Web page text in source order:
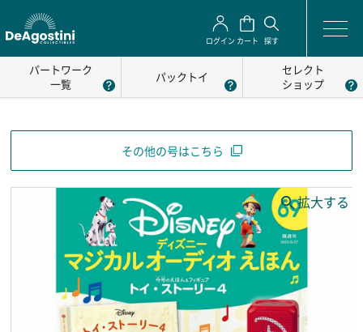
ログイン カート 探す
パートワーク
一覧
パックトイ
セレクト
ショップ
その他の号はこちら